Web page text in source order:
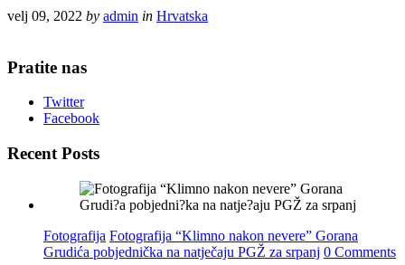
velj 09, 2022 by admin in Hrvatska
Pratite nas
Twitter
Facebook
Recent Posts
Fotografija Fotografija “Klimno nakon nevere” Gorana
Grudića pobjednička na natječaju PGŽ za srpanj 0 Comments